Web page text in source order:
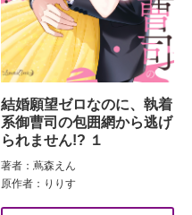
結婚願望ゼロなのに、執着
系御曹司の包囲網から逃げ
られません!? １
著者：蔦森えん
原作者：りりす